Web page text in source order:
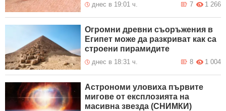
днес в 19:01 ч. 1 266
7
Огромни древни съоръжения в
Египет може да разкриват как са
строени пирамидите
днес в 18:31 ч. 1 004
8
Астрономи уловиха първите
мигове от експлозията на
масивна звезда (СНИМКИ)